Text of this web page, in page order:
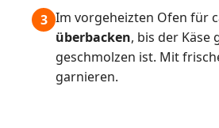
3 Im vorgeheizten Ofen für
überbacken, bis der Käse
geschmolzen ist. Mit
garnieren.